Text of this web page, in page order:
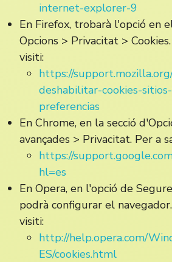
internet-explorer-9
En Firefox, trobarà l'opció en
Opcions > Privacitat >
visiti:
https://
deshabilitar-cookies-
preferencias
En Chrome, en la secció
avançades > Privacitat. Per a
https://
hl=es
En Opera, en l'opció de
podrà configurar el
visiti:
http://help.opera.com/
ES/cookies.html